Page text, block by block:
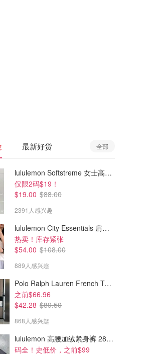
最新好货 全部
lululemon Softstreme 女士高腰短裤 10cm
仅限2码$19！
$19.00 $88.00
2391人感兴趣
lululemon City Essentials 肩背包 4L
热卖！库存紧张
$54.00 $108.00
889人感兴趣
Polo Ralph Lauren French Terry 女童连帽卫衣 7-16码
之前$66.96
$42.28 $89.50
868人感兴趣
lululemon 高腰加绒紧身裤 28"≈71cm 5个口袋
码全！史低价，之前$99